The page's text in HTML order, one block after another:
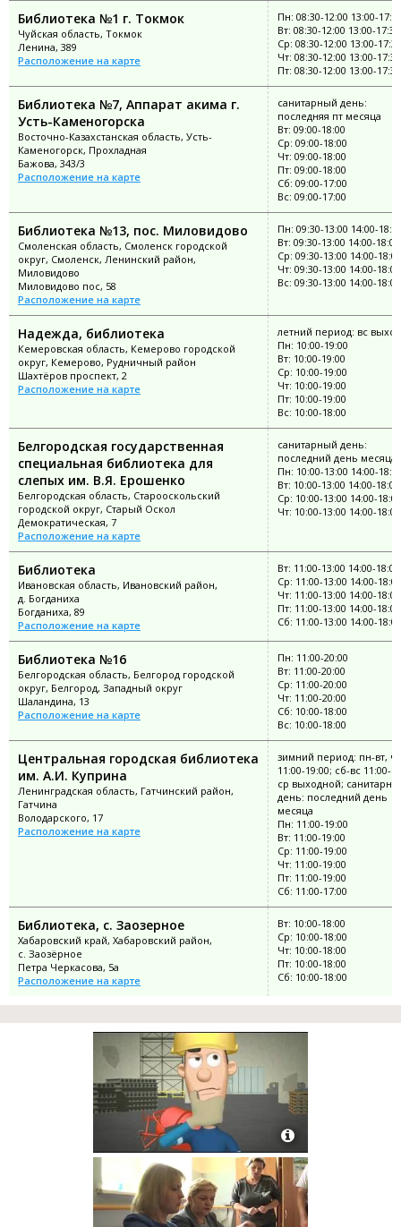
Библиотека №1 г. Токмок
Чуйская область, Токмок
Ленина, 389
Расположение на карте
Пн: 08:30-12:00 13:00-
Вт: 08:30-12:00 13:00-17:30
Ср: 08:30-12:00 13:00-17:30
Чт: 08:30-12:00 13:00-17:30
Пт: 08:30-12:00 13:00-17:30
Библиотека №7, Аппарат акима г.
Усть-Каменогорска
Восточно-Казахстанская область, Усть-
Каменогорск, Прохладная
Бажова, 343/3
Расположение на карте
санитарный день:
последняя пт месяца
Вт: 09:00-18:00
Ср: 09:00-18:00
Чт: 09:00-18:00
Пт: 09:00-18:00
Сб: 09:00-17:00
Вс: 09:00-17:00
Библиотека №13, пос. Миловидово
Смоленская область, Смоленск городской
округ, Смоленск, Ленинский район,
Миловидово
Миловидово пос, 58
Расположение на карте
Пн: 09:30-13:00 14:00-
Вт: 09:30-13:00 14:00-18:00
Ср: 09:30-13:00 14:00-18:00
Чт: 09:30-13:00 14:00-18:00
Вс: 09:30-13:00 14:00-18:00
Надежда, библиотека
Кемеровская область, Кемерово городской
округ, Кемерово, Рудничный район
Шахтёров проспект, 2
Расположение на карте
летний период: вс
Пн: 10:00-19:00
Вт: 10:00-19:00
Ср: 10:00-19:00
Чт: 10:00-19:00
Пт: 10:00-19:00
Вс: 10:00-18:00
Белгородская государственная
специальная библиотека для
слепых им. В.Я. Ерошенко
Белгородская область, Старооскольский
городской округ, Старый Оскол
Демократическая, 7
Расположение на карте
санитарный день:
последний день месяца
Пн: 10:00-13:00 14:00-
Вт: 10:00-13:00 14:00-18:00
Ср: 10:00-13:00 14:00-18:00
Чт: 10:00-13:00 14:00-18:00
Библиотека
Ивановская область, Ивановский район,
д. Богданиха
Богданиха, 89
Расположение на карте
Вт: 11:00-13:00 14:00-18:00
Ср: 11:00-13:00 14:00-18:00
Чт: 11:00-13:00 14:00-18:00
Пт: 11:00-13:00 14:00-18:00
Сб: 11:00-13:00 14:00-18:00
Библиотека №16
Белгородская область, Белгород городской
округ, Белгород, Западный округ
Шаландина, 13
Расположение на карте
Пн: 11:00-20:00
Вт: 11:00-20:00
Ср: 11:00-20:00
Чт: 11:00-20:00
Сб: 10:00-18:00
Вс: 10:00-18:00
Центральная городская библиотека
им. А.И. Куприна
Ленинградская область, Гатчинский район,
Гатчина
Володарского, 17
Расположение на карте
зимний период: пн-вт,
11:00-19:00; сб-вс 11:00-
ср выходной;
день: последний день
месяца
Пн: 11:00-19:00
Вт: 11:00-19:00
Ср: 11:00-19:00
Чт: 11:00-19:00
Пт: 11:00-19:00
Сб: 11:00-17:00
Библиотека, с. Заозерное
Хабаровский край, Хабаровский район,
с. Заозёрное
Петра Черкасова, 5а
Расположение на карте
Вт: 10:00-18:00
Ср: 10:00-18:00
Чт: 10:00-18:00
Пт: 10:00-18:00
Сб: 10:00-18:00